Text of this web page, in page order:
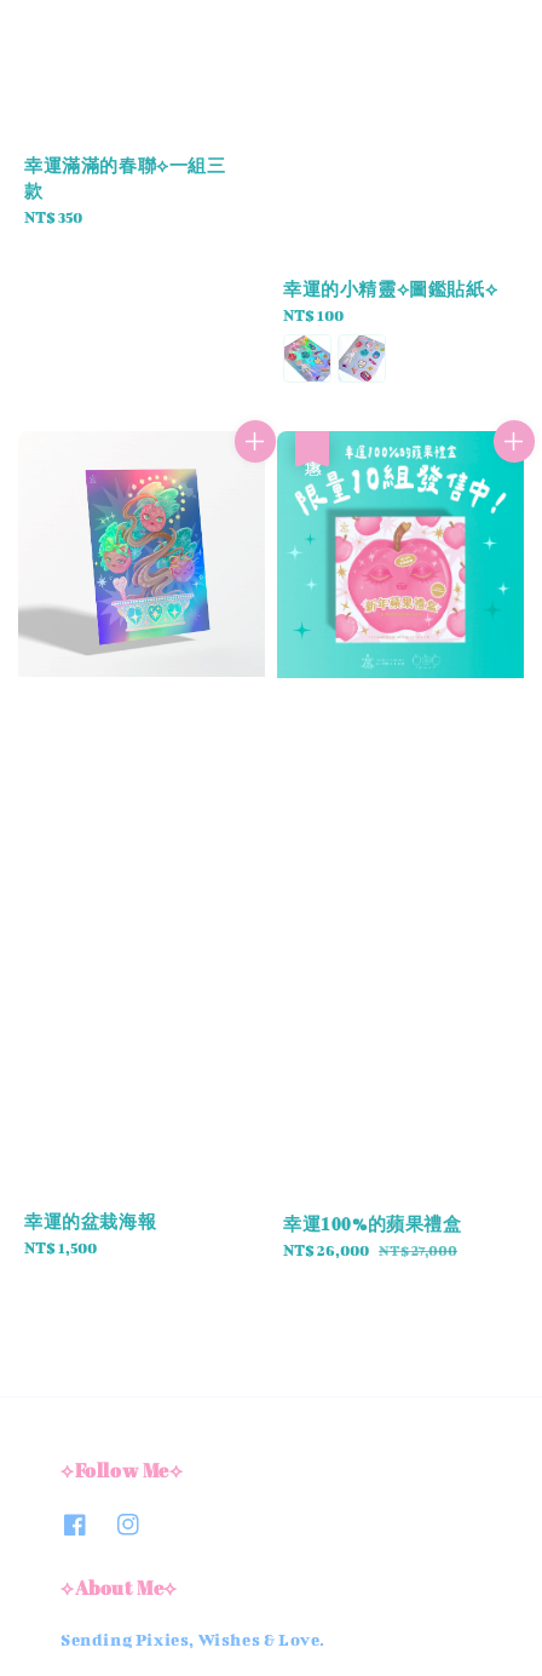
幸運滿滿的春聯⟡一組三
款
Regular
NT$ 350
幸運的小精靈⟡圖鑑貼紙⟡
Regular
price
NT$ 100
幸運的盆栽海報
Regular
NT$ 1,500
幸運𝟏𝟎𝟎%的蘋果禮盒
Sale
NT$ 26,000 Regular
NT$ 27,000
⟡Follow Me⟡
⟡About Me⟡
Sending Pixies, Wishes & Love.